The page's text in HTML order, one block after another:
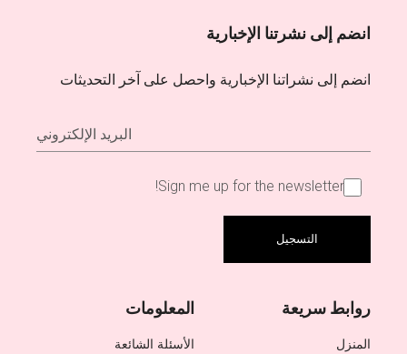
انضم إلى نشرتنا الإخبارية
انضم إلى نشراتنا الإخبارية واحصل على آخر التحديثات
Sign me up for the newsletter!
روابط سريعة
المنزل
المعلومات
الأسئلة الشائعة